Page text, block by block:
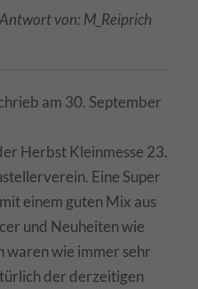
von: M_Reiprich
am 30. September
Herbst Kleinmesse 23.
Eine Super
einem guten Mix aus
und Neuheiten wie
waren wie immer sehr
der derzeitigen
Media-Plattformen werden
Datenschutzerklärung Impressum